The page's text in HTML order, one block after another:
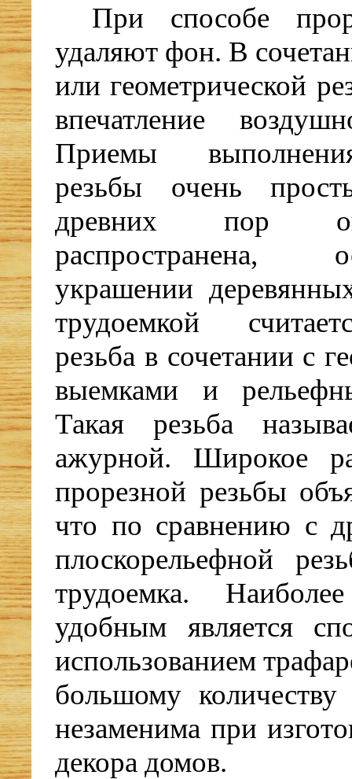
При способе
удаляют фон. В
или геометрической
впечатление
Приемы
резьбы очень
древних пор
украшении
трудоемкой
резьба в сочетании с
выемками и
Такая резьба
ажурной. Широкое
прорезной резьбы
что по сравнению с
плоскорельефной
трудоемка.
удобным является
использованием
большому количеству
незаменима при
декора домов.